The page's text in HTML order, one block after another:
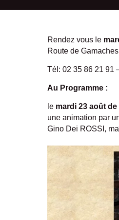
Rendez vous le
Route de
Tél: 02 35 86 21 91
Au Programme :
le mardi 23 août de
une animation par
Gino Dei ROSSI,